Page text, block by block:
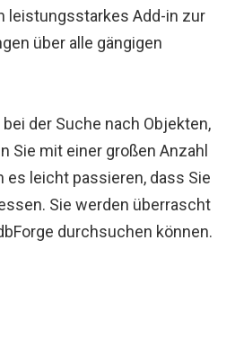
leistungsstarkes Add-in zur
über alle gängigen
der Suche nach Objekten,
Sie mit einer großen Anzahl
es leicht passieren, dass Sie
Sie werden überrascht
durchsuchen können.